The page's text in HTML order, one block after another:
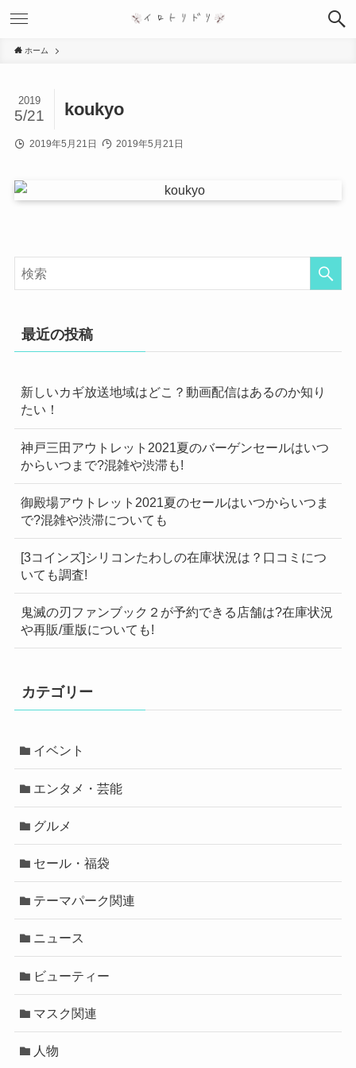
ホーム
koukyo
2019
5/21
2019年5月21日 2019年5月21日
最近の投稿
新しいカギ放送地域はどこ？動画配信はあるのか知り
たい！
神戸三田アウトレット2021夏のバーゲンセールはいつ
からいつまで?混雑や渋滞も!
御殿場アウトレット2021夏のセールはいつからいつま
で?混雑や渋滞についても
[3コインズ]シリコンたわしの在庫状況は？口コミにつ
いても調査!
鬼滅の刃ファンブック２が予約できる店舗は?在庫状況
や再販/重版についても!
カテゴリー
イベント
エンタメ・芸能
グルメ
セール・福袋
テーマパーク関連
ニュース
ビューティー
マスク関連
人物